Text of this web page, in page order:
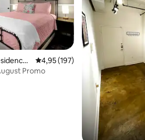
⋅
Évaluation moyenne sur la base
4,95 (197)
Promo